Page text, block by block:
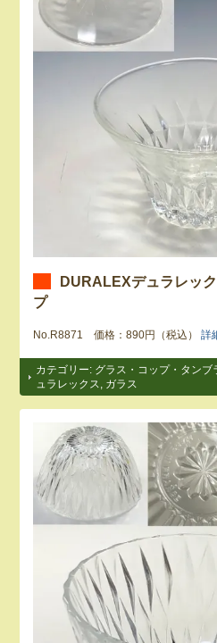
DURALEXデュラレッ
プ
No.R8871 価格：890円（税込）詳
カテゴリー: グラス・コップ・タンブ
ュラレックス, ガラス